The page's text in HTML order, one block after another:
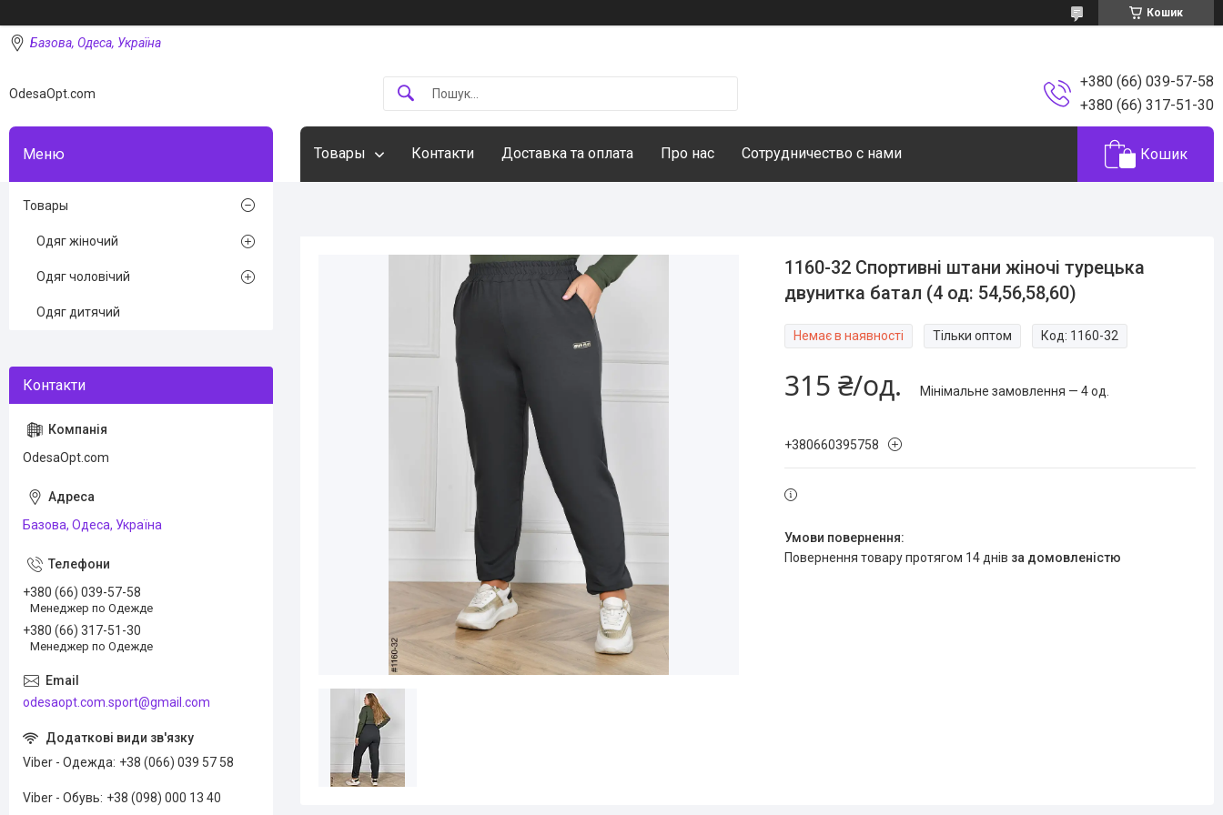
Кошик
Базова, Одеса, Україна
OdesaOpt.com
+380 (66) 039-57-58
+380 (66) 317-51-30
Товары Контакти Доставка та оплата Про нас Сотрудничество с нами Кошик
1160-32 Спортивні штани жіночі турецька
двунитка батал (4 од: 54,56,58,60)
Немає в наявності Тільки оптом Код: 1160-32
315 ₴/од. Мінімальне замовлення — 4 од.
+380660395758
повернення товару протягом 14 днів за домовленістю
Товары
Одяг жіночий
Одяг чоловічий
Одяг дитячий
OdesaOpt.com
Базова, Одеса, Україна
+380 (66) 039-57-58
Менеджер по Одежде
+380 (66) 317-51-30
Менеджер по Одежде
odesaopt.com.sport@gmail.com
Viber - Одежда +38 (066) 039 57 58
Viber - Обувь +38 (098) 000 13 40